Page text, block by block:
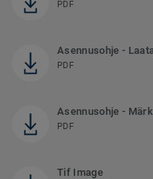
PDF
Asennusohje -
PDF
Asennusohje -
PDF
Tif Image